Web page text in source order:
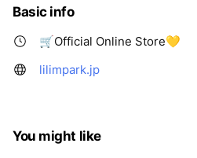
Basic info
🛒Official Online Store💛
lilimpark.jp
You might like